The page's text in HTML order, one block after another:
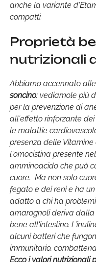
anche la variante
compatti.
Proprietà
nutrizionali
Abbiamo accennato
soncino: vediamole più
per la prevenzione di
all'effetto rinforzante
le malattie
presenza delle
l'omocistina presente
amminoacido che può
cuore. Ma non solo
fegato e dei reni e ha
adatto a chi ha
amarognoli deriva dalla
bene all'intestino.
alcuni batteri che
immunitario,
Ecco i valori nutrizionali